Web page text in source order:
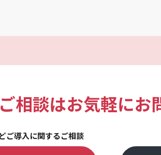
相談はお気軽にお
ご導入に関するご相談